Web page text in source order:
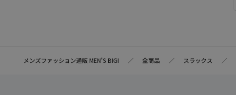
メンズファッション通販 MEN'S BIGI 全商品 スラックス